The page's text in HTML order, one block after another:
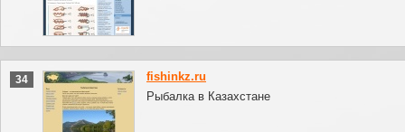
34
fishinkz.ru
Рыбалка в Казахстане